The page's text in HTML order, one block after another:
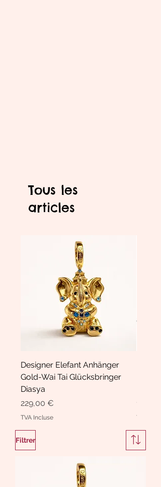
Tous les
articles
Designer Elefant Anhänger
Gold-Wai Tai Glücksbringer
Diasya
Prix
229,00 €
TVA Incluse
Prix
189,00
TVA
Filtrer